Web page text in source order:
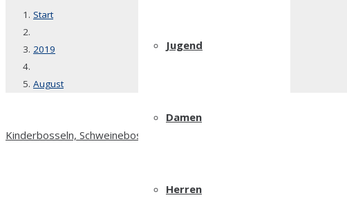
Jugend
Damen
Herren
Start
2019
August
Kinderbosseln, Schweinebosseln, Herbstfest